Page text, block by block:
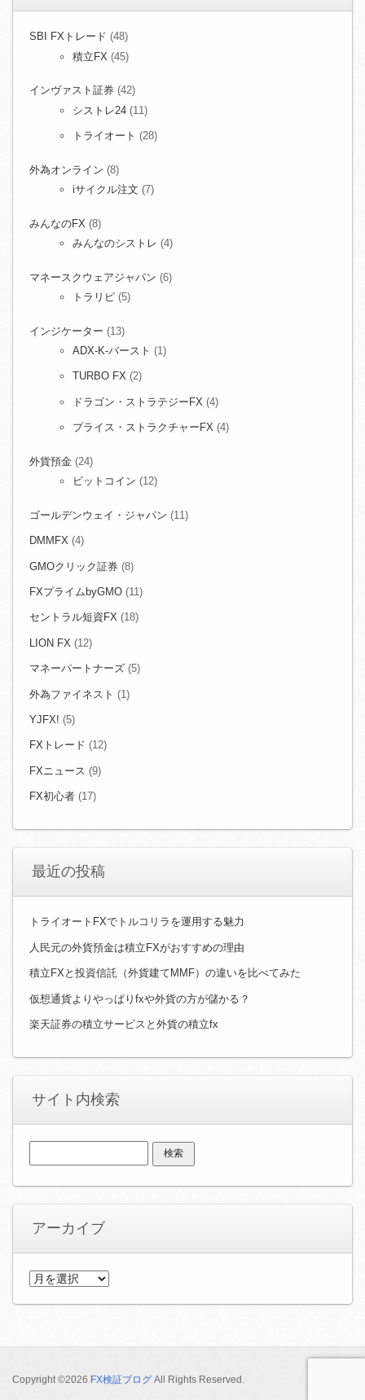
SBI FXトレード (48)
積立FX (45)
インヴァスト証券 (42)
シストレ24 (11)
トライオート (28)
外為オンライン (8)
iサイクル注文 (7)
みんなのFX (8)
みんなのシストレ (4)
マネースクウェアジャパン (6)
トラリピ (5)
インジケーター (13)
ADX-K-バースト (1)
TURBO FX (2)
ドラゴン・ストラテジーFX (4)
プライス・ストラクチャーFX (4)
外貨預金 (24)
ビットコイン (12)
ゴールデンウェイ・ジャパン (11)
DMMFX (4)
GMOクリック証券 (8)
FXプライムbyGMO (11)
セントラル短資FX (18)
LION FX (12)
マネーパートナーズ (5)
外為ファイネスト (1)
YJFX! (5)
FXトレード (12)
FXニュース (9)
FX初心者 (17)
最近の投稿
トライオートFXでトルコリラを運用する魅力
人民元の外貨預金は積立FXがおすすめの理由
積立FXと投資信託（外貨建てMMF）の違いを比べてみた
仮想通貨よりやっぱりfxや外貨の方が儲かる？
楽天証券の積立サービスと外貨の積立fx
サイト内検索
索:
アーカイブ
ア
ブ
Copyright ©2026 FX検証ブログ All Rights Reserved.